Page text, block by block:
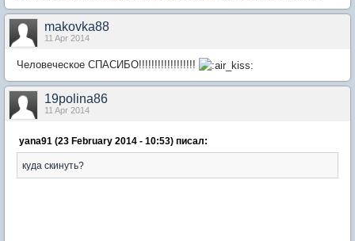
makovka88
11 Apr 2014
Человеческое СПАСИБО!!!!!!!!!!!!!!!!!!
19polina86
11 Apr 2014
yana91 (23 February 2014 - 10:53) писал:
куда скинуть?